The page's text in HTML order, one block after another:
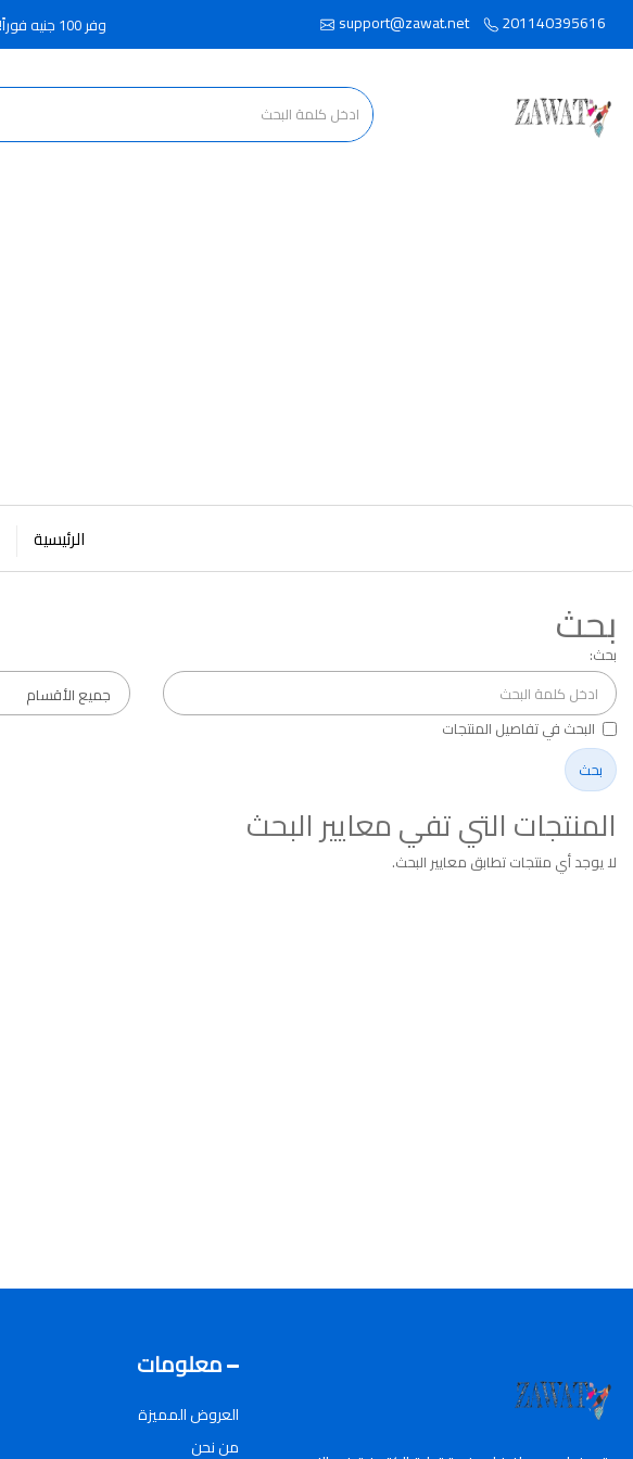
201140395616
support@zawat.net وفر 100 جنيه فوراً! استخدم كود: ZA100 عند شرائك بـ 500 جنيه أو أكثر. تسوق الآن!
الرئيسية
بحث
بحث:
البحث في تفاصيل المنتجات
المنتجات التي تفي معايير البحث
لا يوجد أي منتجات تطابق معايير البحث.
معلومات
العروض المميزة
من نحن